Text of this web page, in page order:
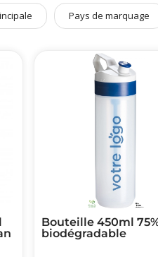
Pays de marquage
Bouteille 450ml
biodégradable